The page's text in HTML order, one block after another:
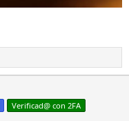
Verificad@ con 2FA